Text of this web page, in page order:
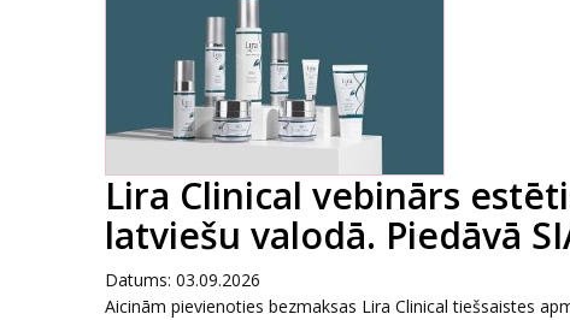
Lira Clinical vebinārs
latviešu valodā. Piedāvā
Datums: 03.09.2026
Aicinām pievienoties bezmaksas Lira Clinical tiešsaistes